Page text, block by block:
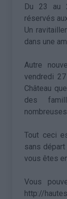
Du 23 au
réservés
Un
dans une
Autre
vendredi
Château
des
Tout ceci
sans
vous êtes
Vous
http://